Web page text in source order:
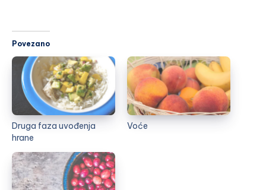
Povezano
Druga faza uvođenja
hrane
Voće